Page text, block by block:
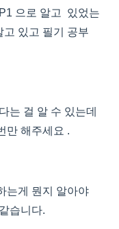
으로 알고 있었는
고 있고 필기 공부
는 걸 알 수 있는데
만 해주세요 .
는게 뭔지 알아야
습니다.